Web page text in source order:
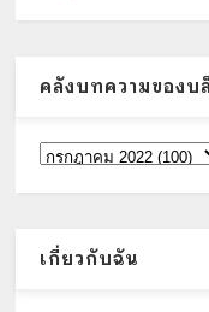
คลังบทความของบ
เกี่ยวกับฉัน